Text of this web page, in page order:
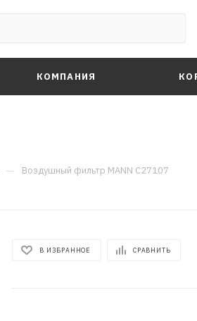
КОМПАНИЯ
— Воздушный фильтр MANN C27107
В ИЗБРАННОЕ СРАВНИТЬ